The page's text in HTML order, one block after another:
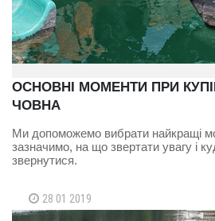
ОСНОВНІ МОМЕНТИ ПРИ
ЧОВНА
Ми допоможемо вибрати найкращі
зазначимо, на що звертати увагу і
звернутися.
28 01 2019